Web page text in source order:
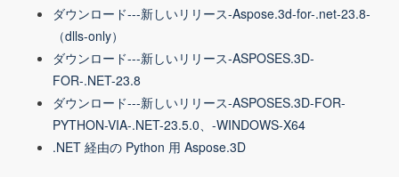
ダウンロード---新しいリリース-Aspose.3d-for-.net-23.8-
（dlls-only）
ダウンロード---新しいリリース-ASPOSES.3D-
FOR-.NET-23.8
ダウンロード---新しいリリース-ASPOSES.3D-FOR-
PYTHON-VIA-.NET-23.5.0、-WINDOWS-X64
.NET 経由の Python 用 Aspose.3D